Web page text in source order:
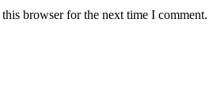
browser for the next time I comment.